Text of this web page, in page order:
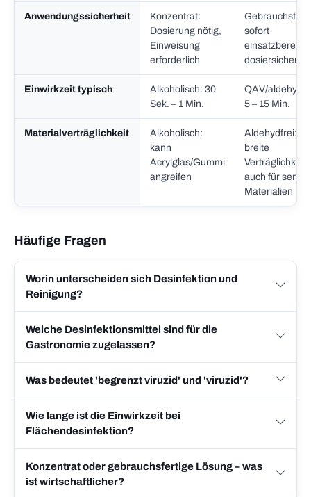
Anwendungssicherheit
Konzentrat:
Dosierung nötig,
Einweisung
erforderlich
sofort
einsatzbereit,
dosiersicher
Einwirkzeit typisch
Alkoholisch: 30
Sek. – 1 Min.
QAV/
5 – 15 Min.
Materialverträglichkeit
Alkoholisch:
kann
Acrylglas/Gummi
angreifen
Aldehydfrei:
breite
Verträglichkeit,
auch für
Materialien
Häufige Fragen
Worin unterscheiden sich Desinfektion und
Reinigung?
Welche Desinfektionsmittel sind für die
Gastronomie zugelassen?
Was bedeutet 'begrenzt viruzid' und 'viruzid'?
Wie lange ist die Einwirkzeit bei
Flächendesinfektion?
Konzentrat oder gebrauchsfertige Lösung – was
ist wirtschaftlicher?